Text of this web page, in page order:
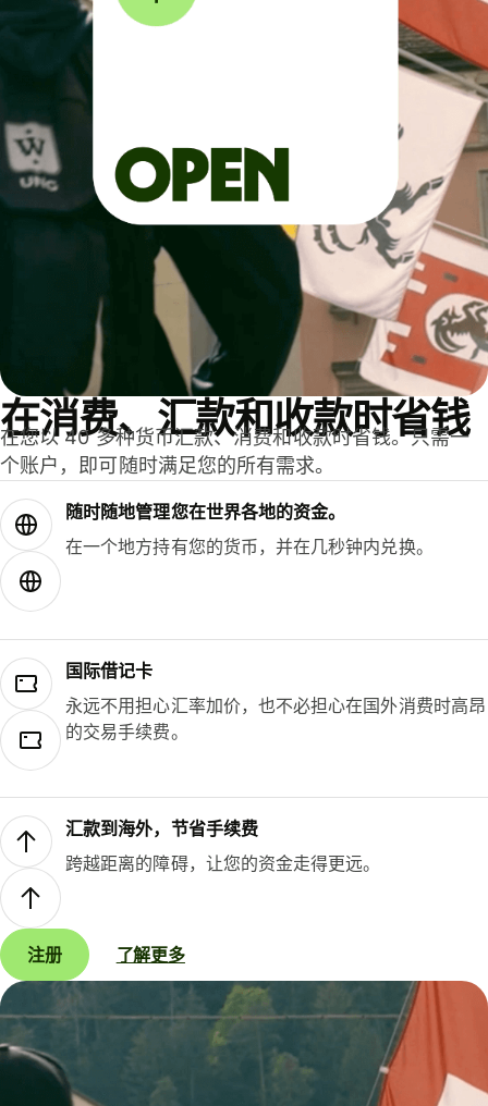
在消费、汇款和收款时省钱
在您以 40 多种货币汇款、消费和收款时省钱。只需一
个账户，即可随时满足您的所有需求。
随时随地管理您在世界各地的资金。
在一个地方持有您的货币，并在几秒钟内兑换。
国际借记卡
永远不用担心汇率加价，也不必担心在国外消费时高昂
的交易手续费。
汇款到海外，节省手续费
跨越距离的障碍，让您的资金走得更远。
注册 了解更多